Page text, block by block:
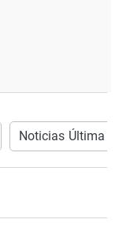
Noticias Última